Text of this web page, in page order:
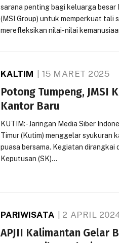
sarana penting bagi keluarga besar
(MSI Group) untuk memperkuat tali
merefleksikan nilai-nilai
KALTIM 15 MARET 2025
Potong Tumpeng, JMSI
Kantor Baru
KUTIM:- Jaringan Media Siber
Timur (Kutim) menggelar syukuran
puasa bersama. Kegiatan dirangkai
Keputusan (SK)…
PARIWISATA 2 APRIL
APJII Kalimantan Gelar